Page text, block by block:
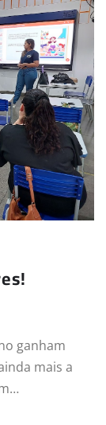
ganham
mais a